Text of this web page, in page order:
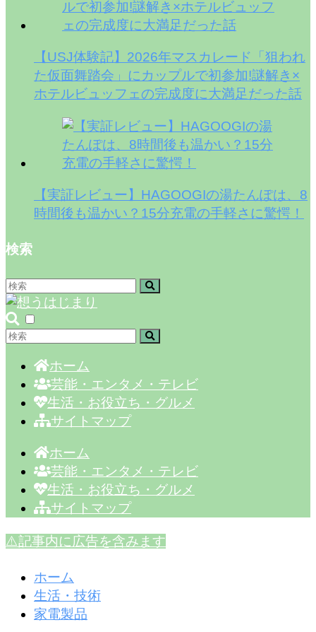
【USJ体験記】2026年マスカレード「狙われ
た仮面舞踏会」にカップルで初参加!謎解き×
ホテルビュッフェの完成度に大満足だった話
【実証レビュー】HAGOOGIの湯たんぽは、8
時間後も温かい？15分充電の手軽さに驚愕！
検索
ホーム
芸能・エンタメ・テレビ
生活・お役立ち・グルメ
サイトマップ
ホーム
芸能・エンタメ・テレビ
生活・お役立ち・グルメ
サイトマップ
⚠️記事内に広告を含みます
ホーム
生活・技術
家電製品